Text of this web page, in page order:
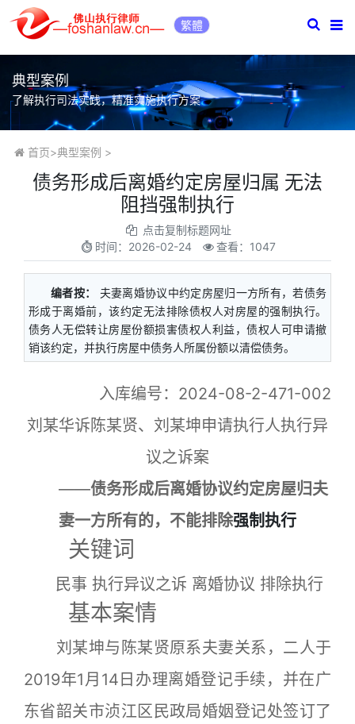
繁體
典型案例
了解执行司法实践，精准实施执行方案
首页>典型案例 >
债务形成后离婚约定房屋归属 无法
阻挡强制执行
点击复制标题网址
时间： 2026-02-24 查看：1047
编者按：
夫妻离婚协议中约定房屋归一方所有，若债务
形成于离婚前，该约定无法排除债权人对房屋的强制执行。
债务人无偿转让房屋份额损害债权人利益，债权人可申请撤
销该约定，并执行房屋中债务人所属份额以清偿债务。
入库编号：2024-08-2-471-002
刘某华诉陈某贤、刘某坤申请执行人执行异
议之诉案
——债务形成后离婚协议约定房屋归夫
妻一方所有的，不能排除强制执行
关键词
民事 执行异议之诉 离婚协议 排除执行
基本案情
刘某坤与陈某贤原系夫妻关系，二人于
2019年1月14日办理离婚登记手续，并在广
东省韶关市浈江区民政局婚姻登记处签订了